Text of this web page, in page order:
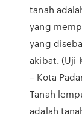
tanah
yang
yang
akibat. (Uji
– Kota
Tanah
adalah